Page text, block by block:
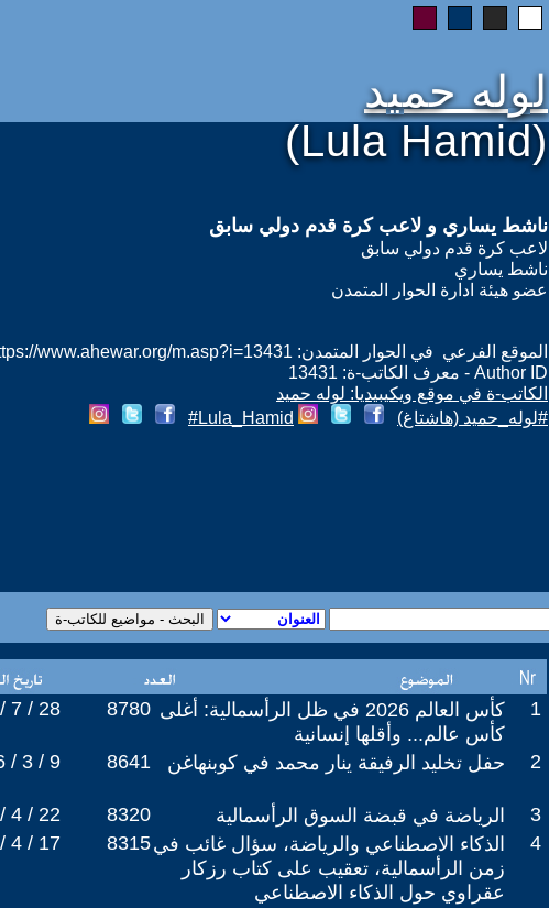
لوله حميد
(Lula Hamid)
ناشط يساري و لاعب كرة قدم دولي سابق
لاعب كرة قدم دولي سابق
ناشط يساري
عضو هيئة ادارة الحوار المتمدن
الموقع الفرعي في الحوار المتمدن: https://www.ahewar.org/m.asp?i=13431
Author ID - معرف الكاتب-ة: 13431
الكاتب-ة في موقع ويكيبيديا: لوله حميد
#لوله_حميد (هاشتاغ)
Lula_Hamid#
7 / 28 8780 كأس العالم 2026 في ظل الرأسمالية: أغلى
كأس عالم... وأقلها إنسانية
1
/ 3 / 9 8641 حفل تخليد الرفيقة ينار محمد في كوبنهاغن 2
4 / 22 8320 الرياضة في قبضة السوق الرأسمالية
3
4 / 17 8315الذكاء الاصطناعي والرياضة، سؤال غائب في
زمن الرأسمالية، تعقيب على كتاب رزكار
عقراوي حول الذكاء الاصطناعي
4